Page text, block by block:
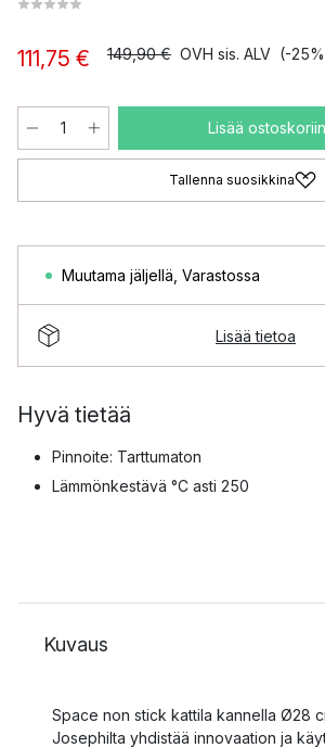
111,75 € 149,90 € OVH sis. ALV (-
Lisää ostoskoriin
Tallenna suosikkina
Muutama jäljellä Varastossa
Lisää tietoa
Hyvä tietää
Pinnoite: Tarttumaton
Lämmönkestävä °C asti 250
Kuvaus
Space non stick kattila kannella Ø28
Josephilta yhdistää innovaation ja